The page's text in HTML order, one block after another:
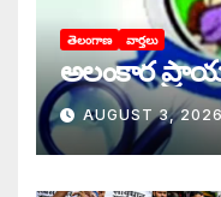
తెలంగాణ వార్తలు
అలంకార
AUGUST 3,